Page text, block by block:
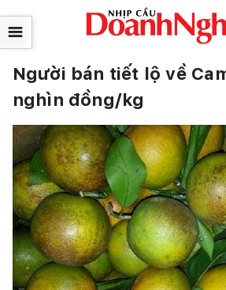
☰
Người bán tiết lộ về
nghìn đồng/kg